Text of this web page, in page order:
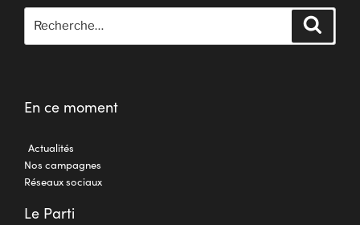
En ce moment
Actualités
Nos campagnes
Réseaux sociaux
Le Parti